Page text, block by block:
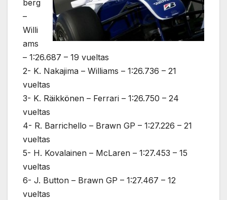
berg
–
Willi
ams
– 1:26.687 – 19 vueltas
2- K. Nakajima – Williams – 1:26.736 – 21
vueltas
3- K. Räikkönen – Ferrari – 1:26.750 – 24
vueltas
4- R. Barrichello – Brawn GP – 1:27.226 – 21
vueltas
5- H. Kovalainen – McLaren – 1:27.453 – 15
vueltas
6- J. Button – Brawn GP – 1:27.467 – 12
vueltas